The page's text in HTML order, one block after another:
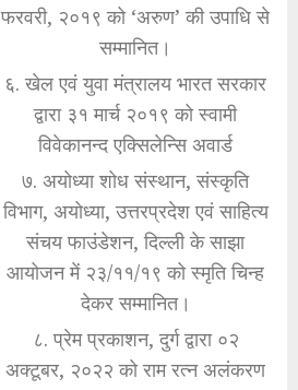
फरवरी, २०१९ को ‘अरुण’ की उपाधि से
सम्मानित।
६. खेल एवं युवा मंत्रालय भारत सरकार
द्वारा ३१ मार्च २०१९ को स्वामी
विवेकानन्द एक्सिलेन्सि अवार्ड
७. अयोध्या शोध संस्थान, संस्कृति
विभाग, अयोध्या, उत्तरप्रदेश एवं साहित्य
संचय फाउंडेशन, दिल्ली के साझा
आयोजन में २३/११/१९ को स्मृति चिन्ह
देकर सम्मानित।
८. प्रेम प्रकाशन, दुर्ग द्वारा ०२
अक्टूबर, २०२२ को राम रत्न अलंकरण